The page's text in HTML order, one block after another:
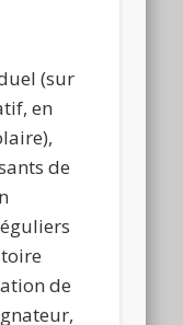
(sur
en
de
de